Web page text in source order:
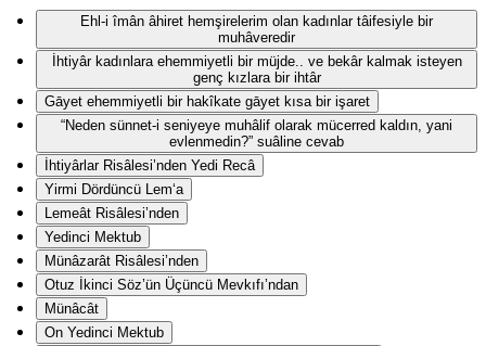
Ehl-i îmân âhiret hemşirelerim olan kadınlar tâifesiyle bir
muhâveredir
İhtiyâr kadınlara ehemmiyetli bir müjde.. ve bekâr kalmak isteyen
genç kızlara bir ihtâr
Gāyet ehemmiyetli bir hakîkate gāyet kısa bir işaret
“Neden sünnet-i seniyeye muhâlif olarak mücerred kaldın, yani
evlenmedin?” suâline cevab
İhtiyârlar Risâlesi’nden Yedi Recâ
Yirmi Dördüncü Lem‘a
Lemeât Risâlesi’nden
Yedinci Mektub
Münâzarât Risâlesi’nden
Otuz İkinci Söz’ün Üçüncü Mevkıfı’ndan
Münâcât
On Yedinci Mektub